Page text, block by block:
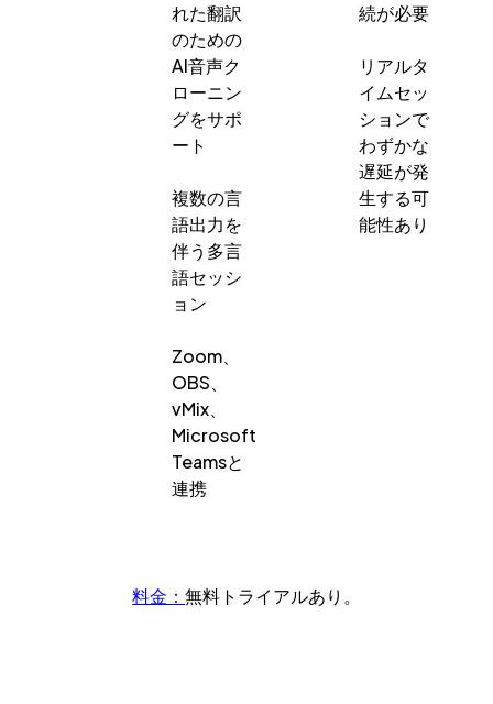
れた翻訳
のための
AI音声ク
ローニン
グをサポ
ート
複数の言
語出力を
伴う多言
語セッシ
ョン
Zoom、
OBS、
vMix、
Microsoft
Teamsと
連携
続が必要
リアルタ
イムセッ
ションで
わずかな
遅延が発
生する可
能性あり
料金：無料トライアルあり。